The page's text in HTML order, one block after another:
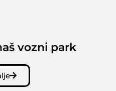
vozni park